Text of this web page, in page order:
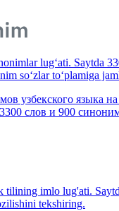
lug‘ati. Saytda
so‘zlar to‘plamiga
узбекского языка
слов и 900
imlo lug'ati.
tekshiring.